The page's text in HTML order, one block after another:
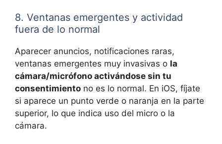
8. Ventanas emergentes y actividad
fuera de lo normal
Aparecer anuncios, notificaciones raras,
ventanas emergentes muy invasivas o la
cámara/micrófono activándose sin tu
consentimiento no es lo normal. En iOS, fíjate
si aparece un punto verde o naranja en la parte
superior, lo que indica uso del micro o la
cámara.